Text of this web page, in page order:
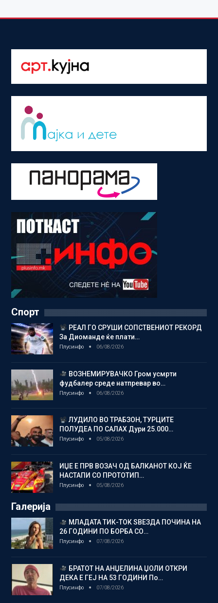
Спорт
РЕАЛ ГО СРУШИ СОПСТВЕНИОТ РЕКОРД
За Диоманде ќе плати…
Плусинфо 06/08/2026
ВОЗНЕМИРУВАЧКО Гром усмрти
фудбалер среде натпревар во…
Плусинфо 06/08/2026
ЛУДИЛО ВО ТРАБЗОН, ТУРЦИТЕ
ПОЛУДЕА ПО САЛАХ Дури 25.000…
Плусинфо 05/08/2026
ИЏЕ Е ПРВ ВОЗАЧ ОД БАЛКАНОТ КОЈ ЌЕ
НАСТАПИ СО ПРОТОТИП…
Плусинфо 05/08/2026
Галерија
МЛАДАТА ТИК-ТОК ЅВЕЗДА ПОЧИНА НА
26 ГОДИНИ ПО БОРБА СО…
Плусинфо 07/08/2026
БРАТОТ НА АНЏЕЛИНА ЏОЛИ ОТКРИ
ДЕКА Е ГЕЈ НА 53 ГОДИНИ По…
Плусинфо 07/08/2026